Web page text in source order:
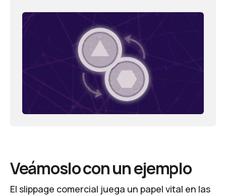
Veámoslo con un ejemplo
El slippage comercial juega un papel vital en las